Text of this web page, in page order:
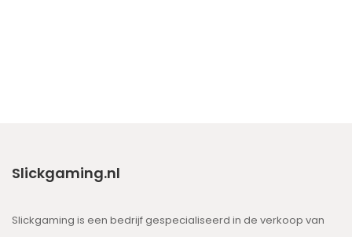
Slickgaming.nl
Slickgaming is een bedrijf gespecialiseerd in de verkoop van